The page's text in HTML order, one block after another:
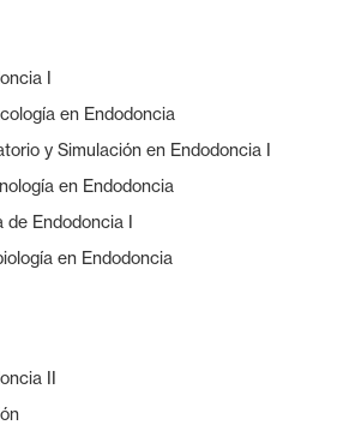
I
en Endodoncia
y Simulación en Endodoncia I
en Endodoncia
de Endodoncia I
en Endodoncia
II